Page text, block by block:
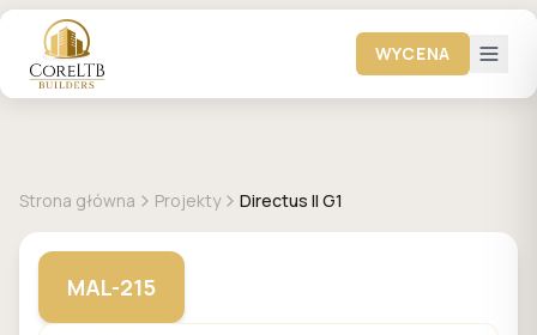
WYCENA
Strona główna Projekty Directus II G1
MAL-215